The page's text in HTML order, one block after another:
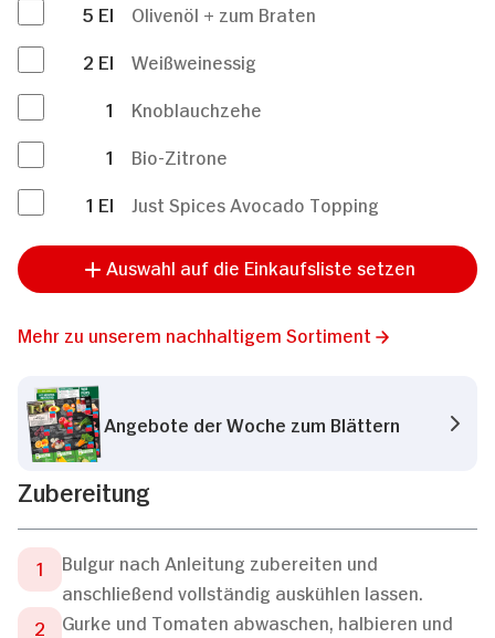
5 El
Olivenöl + zum Braten
2 El
Weißweinessig
1
Knoblauchzehe
1
Bio-Zitrone
1 El Just Spices Avocado Topping
Auswahl auf die Einkaufsliste setzen
Mehr zu unserem nachhaltigem Sortiment
Angebote der Woche zum Blättern
Zubereitung
Bulgur nach Anleitung zubereiten und
anschließend vollständig auskühlen lassen.
Gurke und Tomaten abwaschen, halbieren und